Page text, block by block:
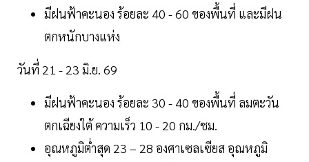
มีฝนฟ้าคะนอง ร้อยละ 40 - 60 ของพื้นที่ และมีฝน
ตกหนักบางแห่ง
วันที่ 21 - 23 มิ.ย. 69
มีฝนฟ้าคะนอง ร้อยละ 30 - 40 ของพื้นที่ ลมตะวัน
ตกเฉียงใต้ ความเร็ว 10 - 20 กม./ชม.
อุณหภูมิต่ำสุด 23 – 28 องศาเซลเซียส อุณหภูมิ